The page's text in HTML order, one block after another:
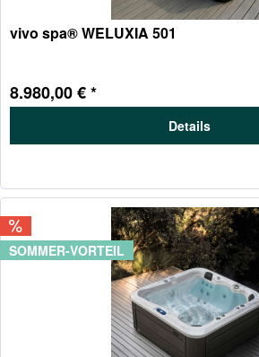
vivo spa® WELUXIA 501
8.980,00 € *
Details
SOMMER-VORTEIL